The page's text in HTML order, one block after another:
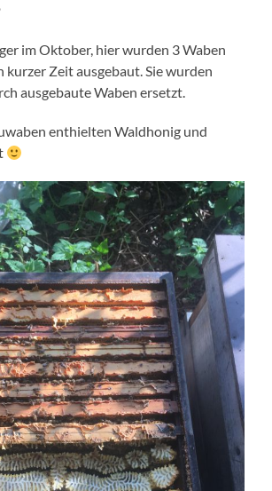
im Oktober, hier wurden 3 Waben
kurzer Zeit ausgebaut. Sie wurden
ausgebaute Waben ersetzt.
enthielten Waldhonig und